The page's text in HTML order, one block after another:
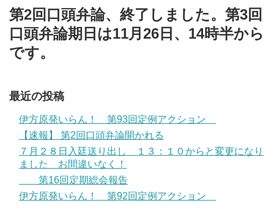
第2回口頭弁論、終了しました。第3回
口頭弁論期日は11月26日、14時半から
です。
最近の投稿
伊方原発いらん！ 第93回定例アクション
【速報】 第2回口頭弁論開かれる
７月２８日入廷送り出し １３：１０からと変更になり
ました お間違いなく！
第16回定期総会報告
伊方原発いらん！ 第92回定例アクション